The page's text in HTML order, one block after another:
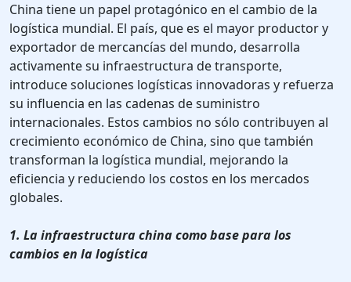
China tiene un papel protagónico en el cambio de la
logística mundial. El país, que es el mayor productor y
exportador de mercancías del mundo, desarrolla
activamente su infraestructura de transporte,
introduce soluciones logísticas innovadoras y refuerza
su influencia en las cadenas de suministro
internacionales. Estos cambios no sólo contribuyen al
crecimiento económico de China, sino que también
transforman la logística mundial, mejorando la
eficiencia y reduciendo los costos en los mercados
globales.
1. La infraestructura china como base para los
cambios en la logística